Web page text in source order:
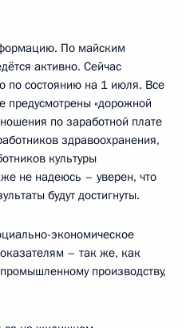
По майским
активно. Сейчас
по состоянию на 1 июля. Все
предусмотрены «дорожной
по заработной плате
здравоохранения,
культуры
не надеюсь – уверен, что
будут достигнуты.
экономическое
– так же, как
производству,